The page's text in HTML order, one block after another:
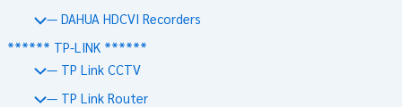
— DAHUA HDCVI Recorders
****** TP-LINK ******
— TP Link CCTV
— TP Link Router